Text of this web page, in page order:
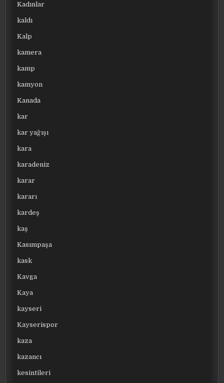
Kadınlar
kaldı
Kalp
kamera
kamp
kamyon
Kanada
kar
kar yağışı
kara
karadeniz
karar
kararı
kardeş
kaş
Kasımpaşa
kask
Kavga
Kaya
kayseri
Kayserispor
kaza
kazancı
kesintileri